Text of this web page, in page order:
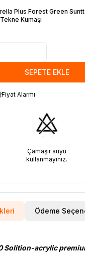
Plus Forest Green
Kumaşı
SEPETE EKLE
Fiyat Alarmı
Çamaşır suyu
kullanmayınız.
Ödeme
Solition-acrylic